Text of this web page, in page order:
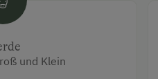
und Klein